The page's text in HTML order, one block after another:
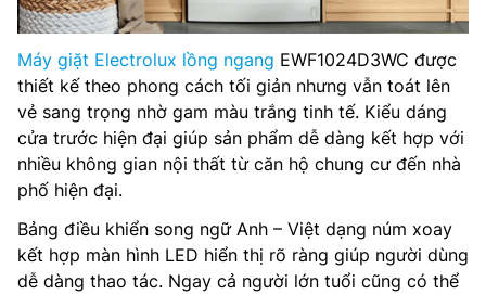
Máy giặt Electrolux lồng ngang EWF1024D3WC được
thiết kế theo phong cách tối giản nhưng vẫn toát lên
vẻ sang trọng nhờ gam màu trắng tinh tế. Kiểu dáng
cửa trước hiện đại giúp sản phẩm dễ dàng kết hợp với
nhiều không gian nội thất từ căn hộ chung cư đến nhà
phố hiện đại.
Bảng điều khiển song ngữ Anh – Việt dạng núm xoay
kết hợp màn hình LED hiển thị rõ ràng giúp người dùng
dễ dàng thao tác. Ngay cả người lớn tuổi cũng có thể